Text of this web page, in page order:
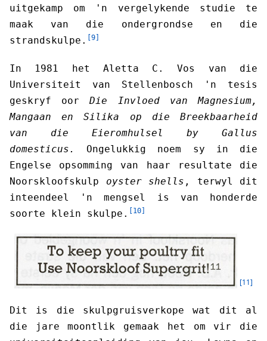
uitgekamp om 'n vergelykende studie te
maak van die ondergrondse en die
strandskulpe.
[9]
In 1981 het Aletta C. Vos van die
Universiteit van Stellenbosch 'n tesis
geskryf oorDie Invloed van Magnesium,
Mangaan en Silika op die Breekbaarheid
van die Eieromhulsel by Gallus
domesticus.
Ongelukkig noem sy in die
Engelse opsomming van haar resultate die
Noorskloofskulp oyster shells , terwyl dit
inteendeel 'n mengsel is van honderde
soorte klein skulpe.
[10]
[11]
Dit is die skulpgruisverkope wat dit al
die jare moontlik gemaak het om vir die